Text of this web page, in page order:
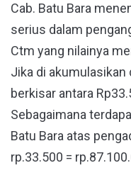
Cab. Batu Bara
serius dalam
Ctm yang nilainya
Jika di akumulasikan
berkisar antara
Sebagaimana
Batu Bara atas
rp.33.500 =